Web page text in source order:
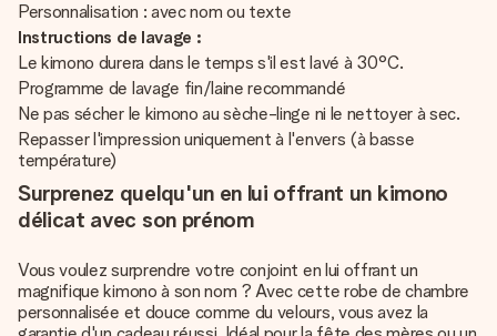
Personnalisation : avec nom ou texte
Instructions de lavage :
Le kimono durera dans le temps s'il est lavé à 30°C.
Programme de lavage fin/laine recommandé
Ne pas sécher le kimono au sèche-linge ni le nettoyer à sec.
Repasser l'impression uniquement à l'envers (à basse
température)
Surprenez quelqu'un en lui offrant un kimono
délicat avec son prénom
Vous voulez surprendre votre conjoint en lui offrant un
magnifique kimono à son nom ? Avec cette robe de chambre
personnalisée et douce comme du velours, vous avez la